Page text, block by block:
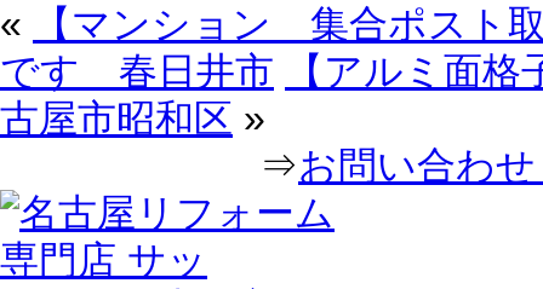
«
【マンション 集合ポスト
です 春日井市
【アルミ面
古屋市昭和区 »
⇒お問い合わ